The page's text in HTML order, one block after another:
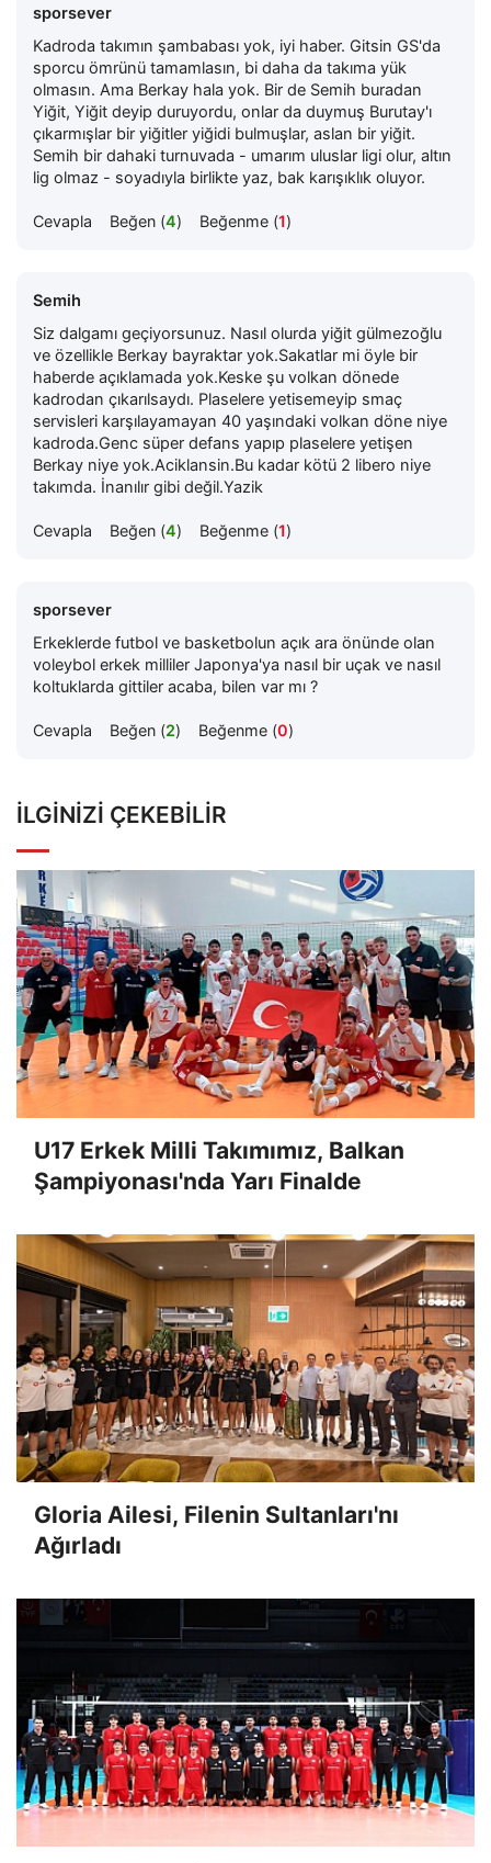
sporsever
Kadroda takımın şambabası yok, iyi haber. Gitsin GS'da
sporcu ömrünü tamamlasın, bi daha da takıma yük
olmasın. Ama Berkay hala yok. Bir de Semih buradan
Yiğit, Yiğit deyip duruyordu, onlar da duymuş Burutay'ı
çıkarmışlar bir yiğitler yiğidi bulmuşlar, aslan bir yiğit.
Semih bir dahaki turnuvada - umarım uluslar ligi olur, altın
lig olmaz - soyadıyla birlikte yaz, bak karışıklık oluyor.
Cevapla Beğen (4) Beğenme (1)
Semih
Siz dalgamı geçiyorsunuz. Nasıl olurda yiğit gülmezoğlu
ve özellikle Berkay bayraktar yok.Sakatlar mi öyle bir
haberde açıklamada yok.Keske şu volkan dönede
kadrodan çıkarılsaydı. Plaselere yetisemeyip smaç
servisleri karşılayamayan 40 yaşındaki volkan döne niye
kadroda.Genc süper defans yapıp plaselere yetişen
Berkay niye yok.Aciklansin.Bu kadar kötü 2 libero niye
takımda. İnanılır gibi değil.Yazik
Cevapla Beğen (4) Beğenme (1)
sporsever
Erkeklerde futbol ve basketbolun açık ara önünde olan
voleybol erkek milliler Japonya'ya nasıl bir uçak ve nasıl
koltuklarda gittiler acaba, bilen var mı ?
Cevapla Beğen (2) Beğenme (0)
İLGINIZI ÇEKEBILIR
U17 Erkek Milli Takımımız, Balkan
Şampiyonası'nda Yarı Finalde
Gloria Ailesi, Filenin Sultanları'nı
Ağırladı